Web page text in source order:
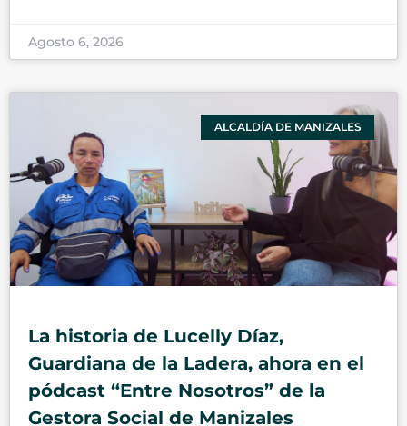
Agosto 6, 2026
ALCALDÍA DE MANIZALES
La historia de Lucelly Díaz,
Guardiana de la Ladera, ahora en el
pódcast “Entre Nosotros” de la
Gestora Social de Manizales